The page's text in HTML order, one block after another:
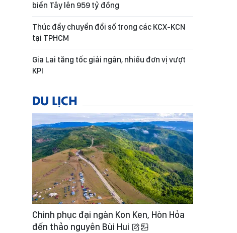
biển Tây lên 959 tỷ đồng
Thúc đẩy chuyển đổi số trong các KCX-KCN
tại TPHCM
Gia Lai tăng tốc giải ngân, nhiều đơn vị vượt
KPI
DU LỊCH
Chinh phục đại ngàn Kon Ken, Hòn Hỏa
đến thảo nguyên Bùi Hui